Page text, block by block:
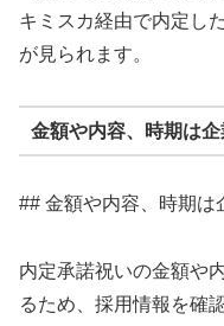
キミスカ経由で内定し
が見られます。
金額や内容、時期は
## 金額や内容、時期は
内定承諾祝いの金額や
るため、採用情報を確